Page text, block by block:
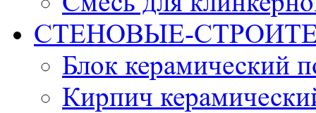
СТЕНОВЫЕ-
Блок керамический
Кирпич